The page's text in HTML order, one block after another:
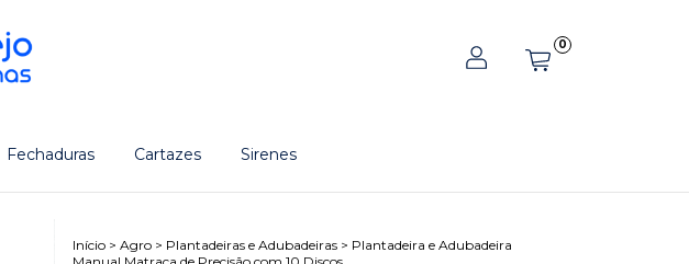
0
Fechaduras Cartazes Sirenes
Início > Agro > Plantadeiras e Adubadeiras > Plantadeira e Adubadeira